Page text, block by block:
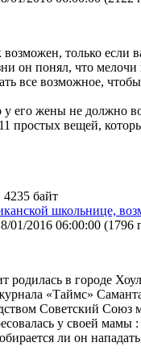
только если
он понял, что
все возможное,
у его жены не должно
простых вещей,
| 4235 байт
школьнице,
01/2016 06:00:00 (1796
родилась в городе
«Таймс»
Советский
у своей
ли он